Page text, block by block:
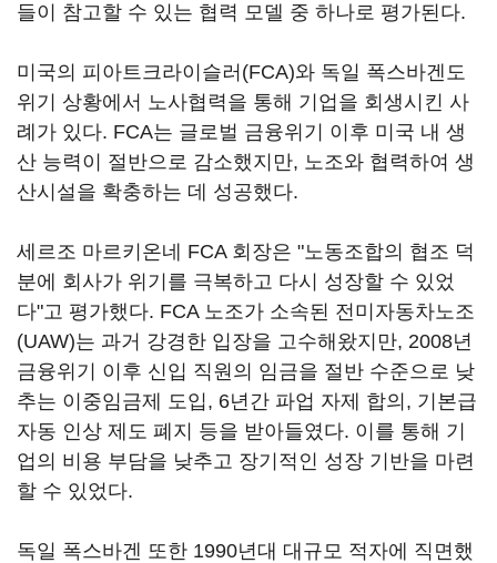
들이 참고할 수 있는 협력 모델 중 하나로 평가된다.
미국의 피아트크라이슬러(FCA)와 독일 폭스바겐도
위기 상황에서 노사협력을 통해 기업을 회생시킨 사
례가 있다. FCA는 글로벌 금융위기 이후 미국 내 생
산 능력이 절반으로 감소했지만, 노조와 협력하여 생
산시설을 확충하는 데 성공했다.
세르조 마르키온네 FCA 회장은 "노동조합의 협조 덕
분에 회사가 위기를 극복하고 다시 성장할 수 있었
다"고 평가했다. FCA 노조가 소속된 전미자동차노조
(UAW)는 과거 강경한 입장을 고수해왔지만, 2008년
금융위기 이후 신입 직원의 임금을 절반 수준으로 낮
추는 이중임금제 도입, 6년간 파업 자제 합의, 기본급
자동 인상 제도 폐지 등을 받아들였다. 이를 통해 기
업의 비용 부담을 낮추고 장기적인 성장 기반을 마련
할 수 있었다.
독일 폭스바겐 또한 1990년대 대규모 적자에 직면했